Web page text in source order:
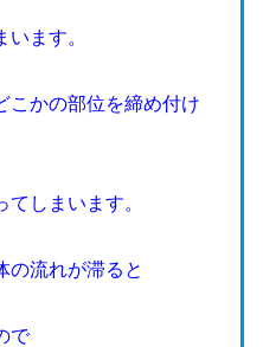
ます。
こかの部位を締め付け
しまいます。
の流れが滞ると
で